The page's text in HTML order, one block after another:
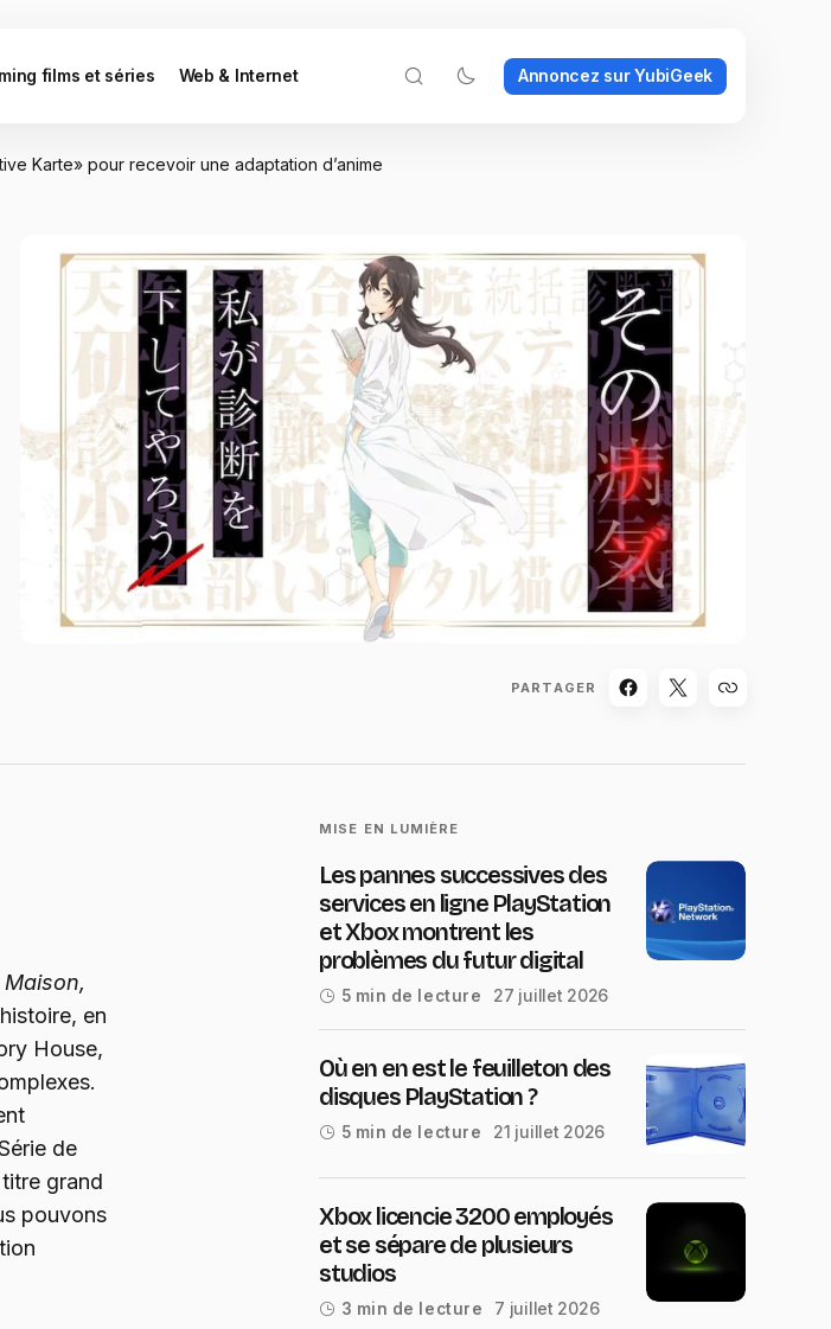
films et séries Web & Internet Annoncez sur YubiGeek
Karte» pour recevoir une adaptation d’anime
PARTAGER
Maison,
en
House,
de
titre grand
pouvons
MISE EN LUMIÈRE
Les pannes successives des
services en ligne PlayStation
et Xbox montrent les
problèmes du futur digital
5 min de lecture 27 juillet 2026
Où en en est le feuilleton des
disques PlayStation ?
5 min de lecture 21 juillet 2026
Xbox licencie 3200 employés
et se sépare de plusieurs
studios
3 min de lecture 7 juillet 2026